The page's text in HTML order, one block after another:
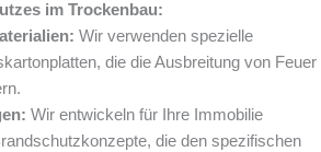
im Trockenbau:
Wir verwenden spezielle
die die Ausbreitung von Feuer
Wir entwickeln für Ihre Immobilie
die den spezifischen